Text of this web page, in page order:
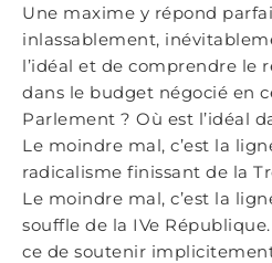
Une maxime y répond
inlassablement,
l’idéal et de comprendre le
dans le budget négocié en
Parlement ? Où est l’idéal
Le moindre mal, c’est la
radicalisme finissant de la
Le moindre mal, c’est la
souffle de la IVe
ce de soutenir